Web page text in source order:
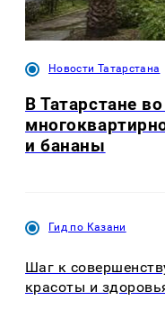
Новости Татарстана
В Татарстане
и бананы
Гид по Казани
Шаг к
красоты и